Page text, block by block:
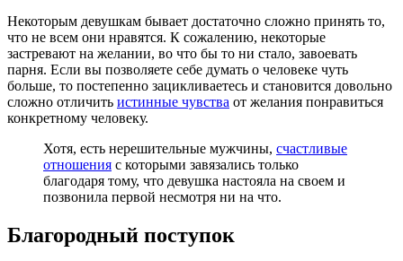
Некоторым девушкам бывает достаточно сложно принять то,
что не всем они нравятся. К сожалению, некоторые
застревают на желании, во что бы то ни стало, завоевать
парня. Если вы позволяете себе думать о человеке чуть
больше, то постепенно зацикливаетесь и становится довольно
сложно отличить истинные чувства от желания понравиться
конкретному человеку.
Хотя, есть нерешительные мужчины, счастливые
отношения с которыми завязались только
благодаря тому, что девушка настояла на своем и
позвонила первой несмотря ни на что.
Благородный поступок